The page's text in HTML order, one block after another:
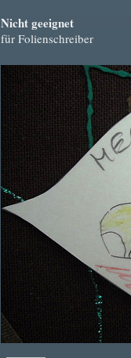
Nicht geeignet
für Folienschreiber